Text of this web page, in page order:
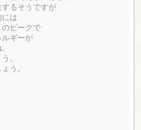
るそうですが
には
のピークで
ルギーが
。
う。